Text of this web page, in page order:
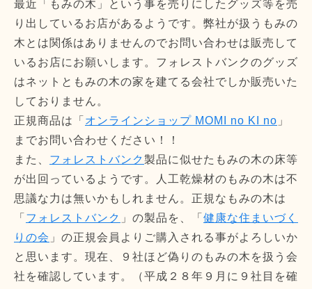
最近「もみの木」という事を売りにしたグッズ等を売
り出しているお店があるようです。弊社が扱うもみの
木とは関係はありませんのでお問い合わせは販売して
いるお店にお願いします。フォレストバンクのグッズ
はネットともみの木の家を建てる会社でしか販売いた
しておりません。
正規商品は「 オンラインショップ MOMI no KI no 」
までお問い合わせください！！
また、 フォレストバンク製品に似せたもみの木の床等
が出回っているようです。人工乾燥材のもみの木は不
思議な力は無いかもしれません。正規なもみの木は
「 フォレストバンク 」の製品を、「 健康な住まいづく
りの会 」の正規会員よりご購入される事がよろしいか
と思います。現在、９社ほど偽りのもみの木を扱う会
社を確認しています。（平成２８年９月に９社目を確